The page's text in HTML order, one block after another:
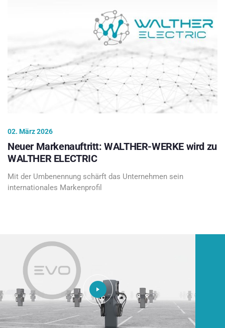
02. März 2026
Neuer Markenauftritt: WALTHER-WERKE wird zu
WALTHER ELECTRIC
Mit der Umbenennung schärft das Unternehmen sein
internationales Markenprofil